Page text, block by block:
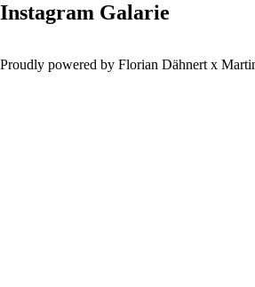
Instagram Galarie
Proudly powered by Florian Dähnert x